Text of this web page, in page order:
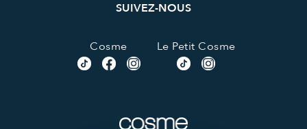
SUIVEZ-NOUS
Cosme Le Petit Cosme